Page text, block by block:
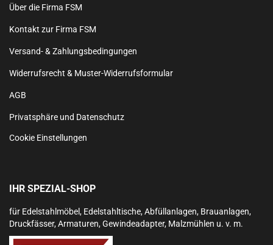
Über die Firma FSM
Kontakt zur Firma FSM
Versand- & Zahlungsbedingungen
Widerrufsrecht & Muster-Widerrufsformular
AGB
Privatsphäre und Datenschutz
Cookie Einstellungen
IHR SPEZIAL-SHOP
für Edelstahlmöbel, Edelstahltische, Abfüllanlagen, Brauanlagen,
Druckfässer, Armaturen, Gewindeadapter, Malzmühlen u. v. m.